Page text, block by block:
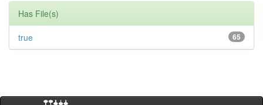
Has File(s)
65
true